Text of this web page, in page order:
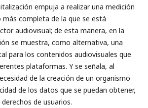
empuja a realizar una medición
más completa de la que se está
audiovisual; de esta manera, en la
se muestra, como alternativa, una
para los contenidos audiovisuales que
plataformas. Y se señala, al
de la creación de un organismo
de los datos que se puedan obtener,
de usuarios.